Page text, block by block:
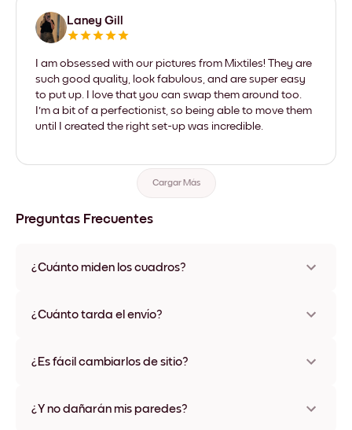
Laney Gill
I am obsessed with our pictures from Mixtiles! They are
such good quality, look fabulous, and are super easy
to put up. I love that you can swap them around too.
I'm a bit of a perfectionist, so being able to move them
until I created the right set-up was incredible.
Cargar Más
Preguntas Frecuentes
¿Cuánto miden los cuadros?
varios materiales y colores de marco, incluidas opciones sin
¿Cuánto tarda el envío?
disponibles en algunos países. Te enviaremos un número de
¿Es fácil cambiarlos de sitio?
ningún daño
¿Y no dañarán mis paredes?